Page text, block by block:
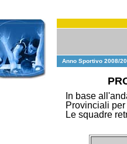
Anno Sportivo 2008/
In base
Provinciali
Le squadre